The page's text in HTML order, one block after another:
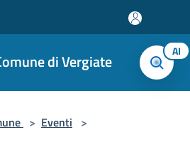
di Vergiate AI
> Eventi >